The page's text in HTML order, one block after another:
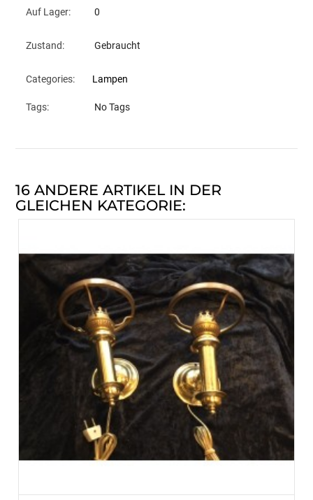
Auf Lager:
0
Zustand: Gebraucht
Categories: Lampen
Tags: No Tags
16 ANDERE ARTIKEL IN DER
GLEICHEN KATEGORIE: